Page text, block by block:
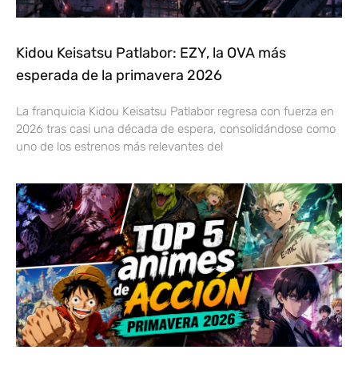
Kidou Keisatsu Patlabor: EZY, la OVA más
esperada de la primavera 2026
La franquicia Kidou Keisatsu Patlabor regresa con fuerza en
2026 tras casi una década de espera, consolidándose como
uno de los estrenos más relevantes del